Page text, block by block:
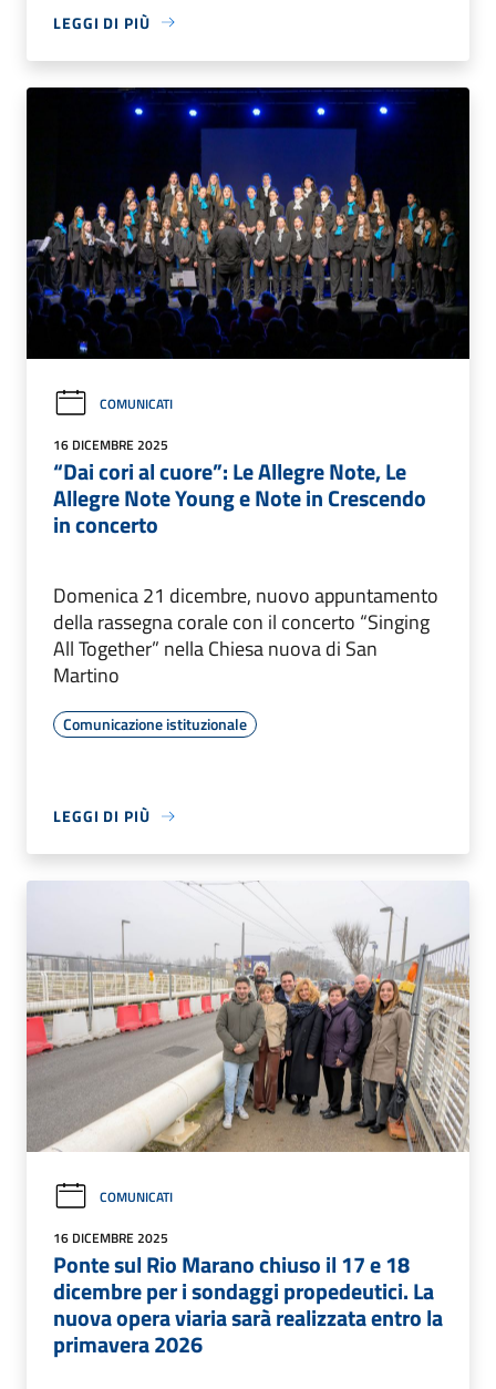
LEGGI DI PIÙ
COMUNICATI
16 DICEMBRE 2025
“Dai cori al cuore”: Le Allegre Note, Le
Allegre Note Young e Note in Crescendo
in concerto
Domenica 21 dicembre, nuovo appuntamento
della rassegna corale con il concerto “Singing
All Together” nella Chiesa nuova di San
Martino
Comunicazione istituzionale
LEGGI DI PIÙ
COMUNICATI
16 DICEMBRE 2025
Ponte sul Rio Marano chiuso il 17 e 18
dicembre per i sondaggi propedeutici. La
nuova opera viaria sarà realizzata entro la
primavera 2026